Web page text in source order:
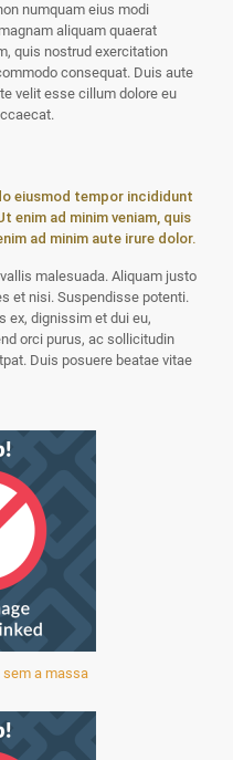
numquam eius modi
aliquam quaerat
quis nostrud exercitation
consequat. Duis aute
velit esse cillum dolore eu
eiusmod tempor incididunt
enim ad minim veniam, quis
ad minim aute irure dolor.
malesuada. Aliquam justo
et nisi. Suspendisse potenti.
ex, dignissim et dui eu,
orci purus, ac sollicitudin
Duis posuere beatae vitae
a massa